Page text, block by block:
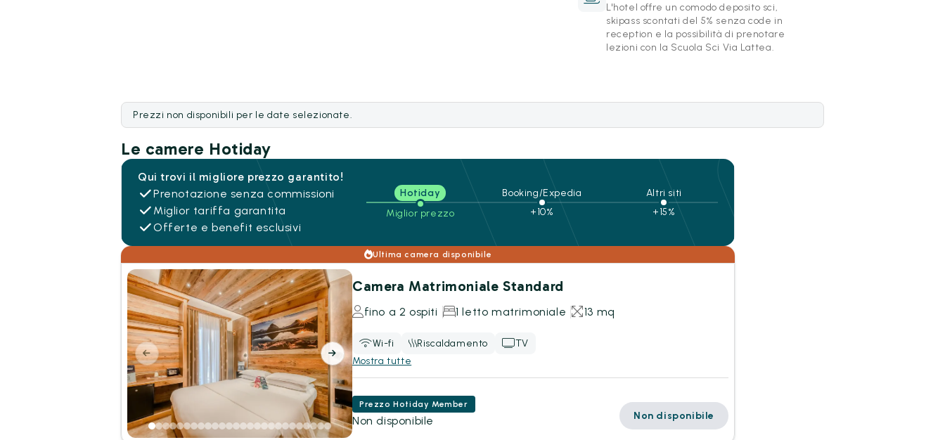
L'hotel offre un comodo deposito sci,
skipass scontati del 5% senza code in
reception e la possibilità di prenotare
lezioni con la Scuola Sci Via Lattea.
Prezzi non disponibili per le date selezionate.
Le camere Hotiday
Qui trovi il migliore prezzo garantito!
Prenotazione senza commissioni
Miglior tariffa garantita
Offerte e benefit esclusivi
Hotiday
Miglior prezzo
Booking/Expedia
+10%
Altri siti
+15%
Ultima camera disponibile
Camera Matrimoniale Standard
fino a 2 ospiti 1 letto matrimoniale 13 mq
Wi-fi Riscaldamento
TV
Mostra tutte
Prezzo Hotiday Member
Non disponibile Non disponibile